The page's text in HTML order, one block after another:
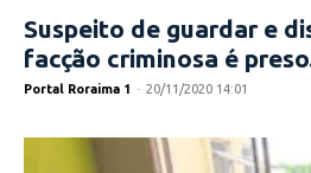
Suspeito de guardar e
facção criminosa é
Portal Roraima 1 - 20/11/2020 14:01